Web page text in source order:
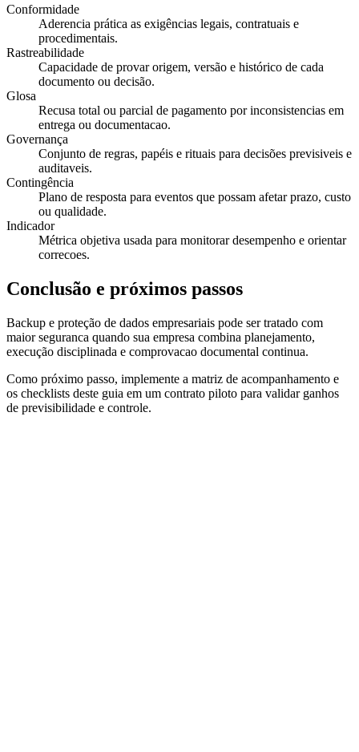
Conformidade
Aderencia prática as exigências legais, contratuais e
procedimentais.
Rastreabilidade
Capacidade de provar origem, versão e histórico de cada
documento ou decisão.
Glosa
Recusa total ou parcial de pagamento por inconsistencias em
entrega ou documentacao.
Governança
Conjunto de regras, papéis e rituais para decisões previsiveis e
auditaveis.
Contingência
Plano de resposta para eventos que possam afetar prazo, custo
ou qualidade.
Indicador
Métrica objetiva usada para monitorar desempenho e orientar
correcoes.
Conclusão e próximos passos
Backup e proteção de dados empresariais pode ser tratado com
maior seguranca quando sua empresa combina planejamento,
execução disciplinada e comprovacao documental continua.
Como próximo passo, implemente a matriz de acompanhamento e
os checklists deste guia em um contrato piloto para validar ganhos
de previsibilidade e controle.